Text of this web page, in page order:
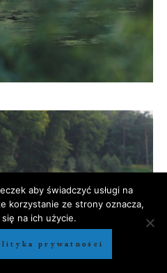
aby świadczyć usługi na
korzystanie ze strony oznacza,
na ich użycie.
prywatności